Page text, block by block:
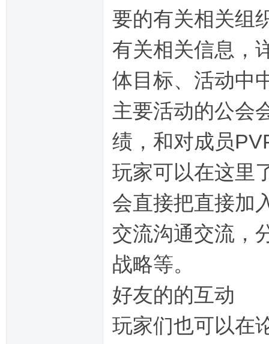
要的有关相关组
有关相关信息，
体目标、活动中
主要活动的公会
绩，和对成员
玩家可以在这里
会直接把直接加
交流沟通交流，
战略等。
好友的的互动
玩家们也可以在